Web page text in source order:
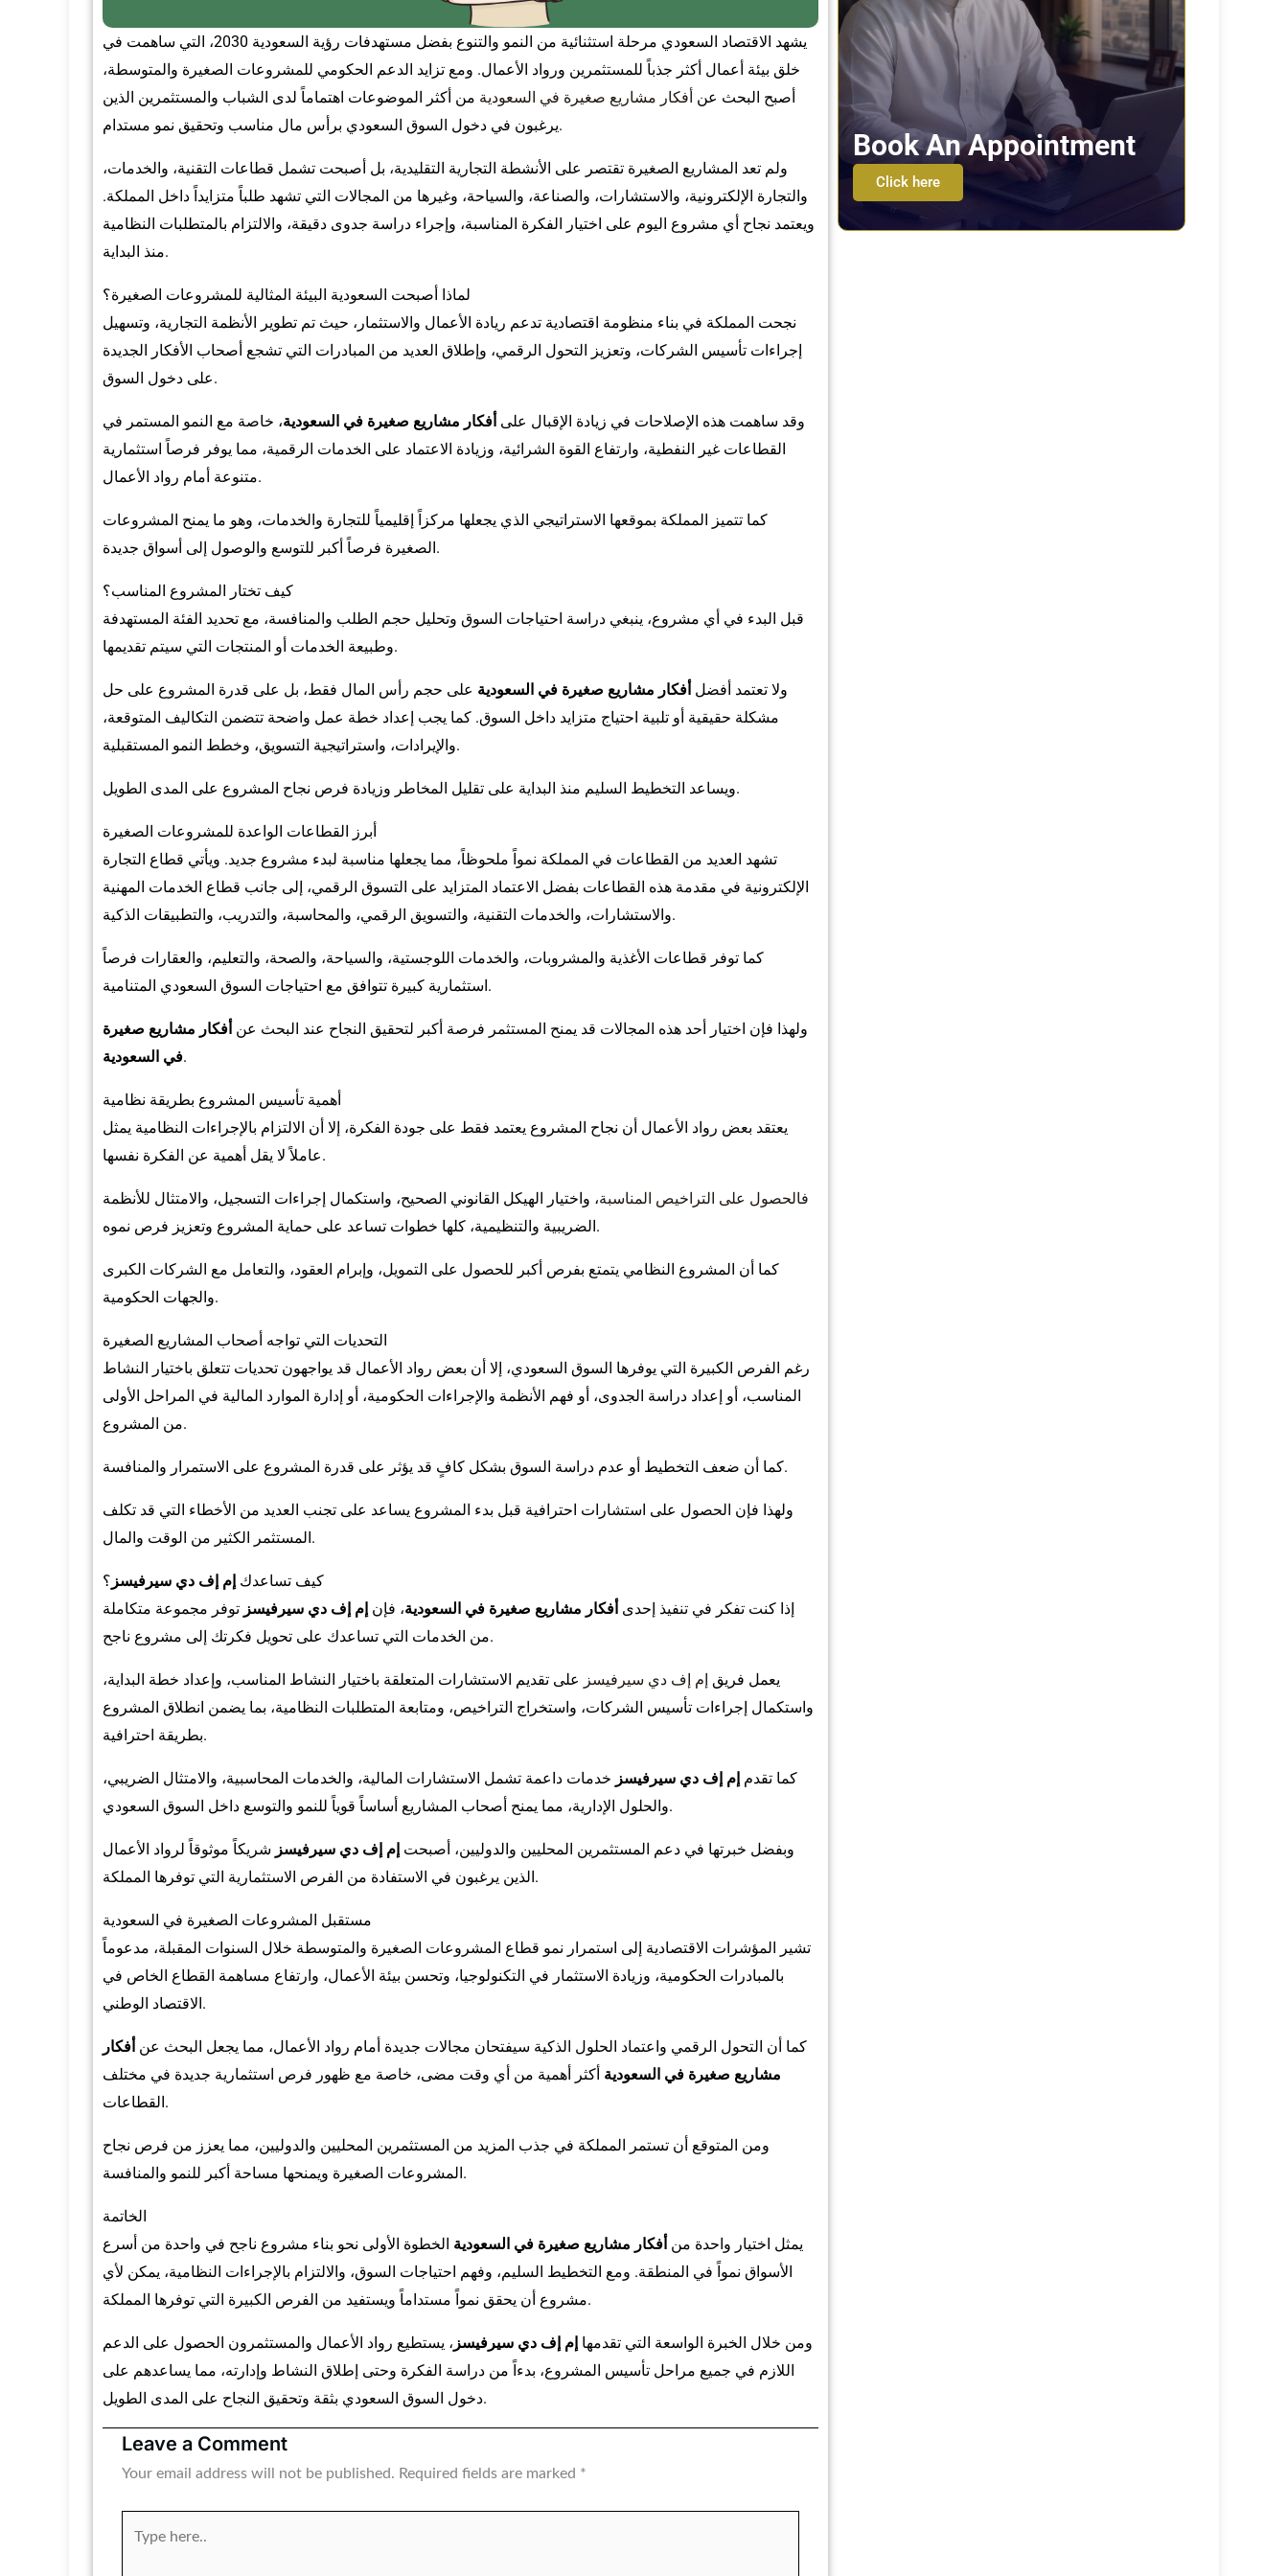
يشهد الاقتصاد السعودي مرحلة استثنائية من النمو والتنوع بفضل مستهدفات رؤية السعودية 2030، التي ساهمت في
خلق بيئة أعمال أكثر جذباً للمستثمرين ورواد الأعمال. ومع تزايد الدعم الحكومي للمشروعات الصغيرة والمتوسطة،
أصبح البحث عن أفكار مشاريع صغيرة في السعودية من أكثر الموضوعات اهتماماً لدى الشباب والمستثمرين الذين
يرغبون في دخول السوق السعودي برأس مال مناسب وتحقيق نمو مستدام.
ولم تعد المشاريع الصغيرة تقتصر على الأنشطة التجارية التقليدية، بل أصبحت تشمل قطاعات التقنية، والخدمات،
والتجارة الإلكترونية، والاستشارات، والصناعة، والسياحة، وغيرها من المجالات التي تشهد طلباً متزايداً داخل المملكة.
ويعتمد نجاح أي مشروع اليوم على اختيار الفكرة المناسبة، وإجراء دراسة جدوى دقيقة، والالتزام بالمتطلبات النظامية
منذ البداية.
لماذا أصبحت السعودية البيئة المثالية للمشروعات الصغيرة؟
نجحت المملكة في بناء منظومة اقتصادية تدعم ريادة الأعمال والاستثمار، حيث تم تطوير الأنظمة التجارية، وتسهيل
إجراءات تأسيس الشركات، وتعزيز التحول الرقمي، وإطلاق العديد من المبادرات التي تشجع أصحاب الأفكار الجديدة
على دخول السوق.
وقد ساهمت هذه الإصلاحات في زيادة الإقبال على أفكار مشاريع صغيرة في السعودية، خاصة مع النمو المستمر في
القطاعات غير النفطية، وارتفاع القوة الشرائية، وزيادة الاعتماد على الخدمات الرقمية، مما يوفر فرصاً استثمارية
متنوعة أمام رواد الأعمال.
كما تتميز المملكة بموقعها الاستراتيجي الذي يجعلها مركزاً إقليمياً للتجارة والخدمات، وهو ما يمنح المشروعات
الصغيرة فرصاً أكبر للتوسع والوصول إلى أسواق جديدة.
كيف تختار المشروع المناسب؟
قبل البدء في أي مشروع، ينبغي دراسة احتياجات السوق وتحليل حجم الطلب والمنافسة، مع تحديد الفئة المستهدفة
وطبيعة الخدمات أو المنتجات التي سيتم تقديمها.
ولا تعتمد أفضل أفكار مشاريع صغيرة في السعودية على حجم رأس المال فقط، بل على قدرة المشروع على حل
مشكلة حقيقية أو تلبية احتياج متزايد داخل السوق. كما يجب إعداد خطة عمل واضحة تتضمن التكاليف المتوقعة،
والإيرادات، واستراتيجية التسويق، وخطط النمو المستقبلية.
ويساعد التخطيط السليم منذ البداية على تقليل المخاطر وزيادة فرص نجاح المشروع على المدى الطويل.
أبرز القطاعات الواعدة للمشروعات الصغيرة
تشهد العديد من القطاعات في المملكة نمواً ملحوظاً، مما يجعلها مناسبة لبدء مشروع جديد. ويأتي قطاع التجارة
الإلكترونية في مقدمة هذه القطاعات بفضل الاعتماد المتزايد على التسوق الرقمي، إلى جانب قطاع الخدمات المهنية
والاستشارات، والخدمات التقنية، والتسويق الرقمي، والمحاسبة، والتدريب، والتطبيقات الذكية.
كما توفر قطاعات الأغذية والمشروبات، والخدمات اللوجستية، والسياحة، والصحة، والتعليم، والعقارات فرصاً
استثمارية كبيرة تتوافق مع احتياجات السوق السعودي المتنامية.
ولهذا فإن اختيار أحد هذه المجالات قد يمنح المستثمر فرصة أكبر لتحقيق النجاح عند البحث عن أفكار مشاريع صغيرة
في السعودية.
أهمية تأسيس المشروع بطريقة نظامية
يعتقد بعض رواد الأعمال أن نجاح المشروع يعتمد فقط على جودة الفكرة، إلا أن الالتزام بالإجراءات النظامية يمثل
عاملاً لا يقل أهمية عن الفكرة نفسها.
فالحصول على التراخيص المناسبة، واختيار الهيكل القانوني الصحيح، واستكمال إجراءات التسجيل، والامتثال للأنظمة
الضريبية والتنظيمية، كلها خطوات تساعد على حماية المشروع وتعزيز فرص نموه.
كما أن المشروع النظامي يتمتع بفرص أكبر للحصول على التمويل، وإبرام العقود، والتعامل مع الشركات الكبرى
والجهات الحكومية.
التحديات التي تواجه أصحاب المشاريع الصغيرة
رغم الفرص الكبيرة التي يوفرها السوق السعودي، إلا أن بعض رواد الأعمال قد يواجهون تحديات تتعلق باختيار النشاط
المناسب، أو إعداد دراسة الجدوى، أو فهم الأنظمة والإجراءات الحكومية، أو إدارة الموارد المالية في المراحل الأولى
من المشروع.
كما أن ضعف التخطيط أو عدم دراسة السوق بشكل كافٍ قد يؤثر على قدرة المشروع على الاستمرار والمنافسة.
ولهذا فإن الحصول على استشارات احترافية قبل بدء المشروع يساعد على تجنب العديد من الأخطاء التي قد تكلف
المستثمر الكثير من الوقت والمال.
كيف تساعدك إم إف دي سيرفيسز ؟
إذا كنت تفكر في تنفيذ إحدى أفكار مشاريع صغيرة في السعودية، فإن إم إف دي سيرفيسز توفر مجموعة متكاملة
من الخدمات التي تساعدك على تحويل فكرتك إلى مشروع ناجح.
يعمل فريق إم إف دي سيرفيسز على تقديم الاستشارات المتعلقة باختيار النشاط المناسب، وإعداد خطة البداية،
واستكمال إجراءات تأسيس الشركات، واستخراج التراخيص، ومتابعة المتطلبات النظامية، بما يضمن انطلاق المشروع
بطريقة احترافية.
كما تقدم إم إف دي سيرفيسز خدمات داعمة تشمل الاستشارات المالية، والخدمات المحاسبية، والامتثال الضريبي،
والحلول الإدارية، مما يمنح أصحاب المشاريع أساساً قوياً للنمو والتوسع داخل السوق السعودي.
وبفضل خبرتها في دعم المستثمرين المحليين والدوليين، أصبحت إم إف دي سيرفيسز شريكاً موثوقاً لرواد الأعمال
الذين يرغبون في الاستفادة من الفرص الاستثمارية التي توفرها المملكة.
مستقبل المشروعات الصغيرة في السعودية
تشير المؤشرات الاقتصادية إلى استمرار نمو قطاع المشروعات الصغيرة والمتوسطة خلال السنوات المقبلة، مدعوماً
بالمبادرات الحكومية، وزيادة الاستثمار في التكنولوجيا، وتحسن بيئة الأعمال، وارتفاع مساهمة القطاع الخاص في
الاقتصاد الوطني.
كما أن التحول الرقمي واعتماد الحلول الذكية سيفتحان مجالات جديدة أمام رواد الأعمال، مما يجعل البحث عن أفكار
مشاريع صغيرة في السعودية أكثر أهمية من أي وقت مضى، خاصة مع ظهور فرص استثمارية جديدة في مختلف
القطاعات.
ومن المتوقع أن تستمر المملكة في جذب المزيد من المستثمرين المحليين والدوليين، مما يعزز من فرص نجاح
المشروعات الصغيرة ويمنحها مساحة أكبر للنمو والمنافسة.
الخاتمة
يمثل اختيار واحدة من أفكار مشاريع صغيرة في السعودية الخطوة الأولى نحو بناء مشروع ناجح في واحدة من أسرع
الأسواق نمواً في المنطقة. ومع التخطيط السليم، وفهم احتياجات السوق، والالتزام بالإجراءات النظامية، يمكن لأي
مشروع أن يحقق نمواً مستداماً ويستفيد من الفرص الكبيرة التي توفرها المملكة.
ومن خلال الخبرة الواسعة التي تقدمها إم إف دي سيرفيسز ، يستطيع رواد الأعمال والمستثمرون الحصول على الدعم
اللازم في جميع مراحل تأسيس المشروع، بدءاً من دراسة الفكرة وحتى إطلاق النشاط وإدارته، مما يساعدهم على
دخول السوق السعودي بثقة وتحقيق النجاح على المدى الطويل.
Leave a Comment
Your email address will not be published. Required fields are marked *
Book An Appointment
Click here